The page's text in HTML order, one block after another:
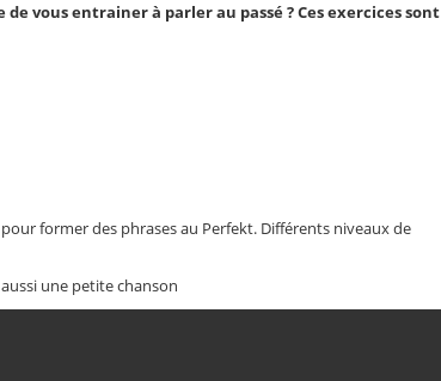
de vous entrainer à parler au passé ? Ces exercices sont
former des phrases au Perfekt. Différents niveaux de
une petite chanson